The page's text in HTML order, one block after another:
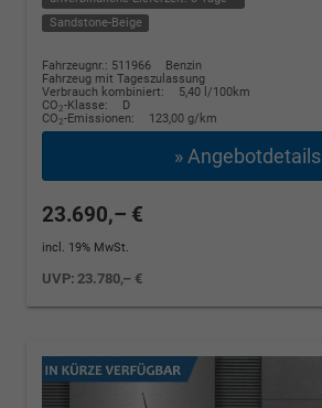
Sandstone-Beige
Fahrzeugnr.: 511966
Benzin
Fahrzeug mit Tageszulassung
Verbrauch kombiniert:
5,40 l/100km
CO2-Klasse:
D
CO2-Emissionen: 123,00 g/km
» Angebotdetails
23.690,– €
incl. 19% MwSt.
UVP:23.780,– €